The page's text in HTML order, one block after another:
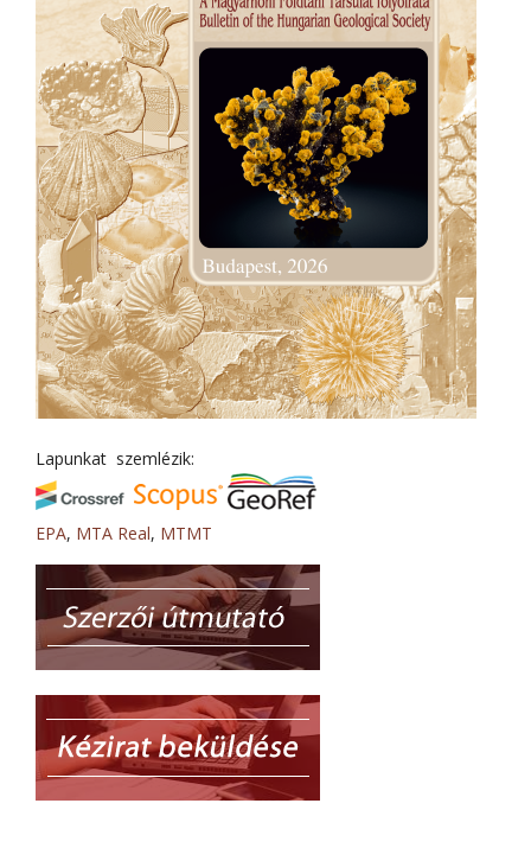
Lapunkat szemlézik:
EPA, MTA Real, MTMT